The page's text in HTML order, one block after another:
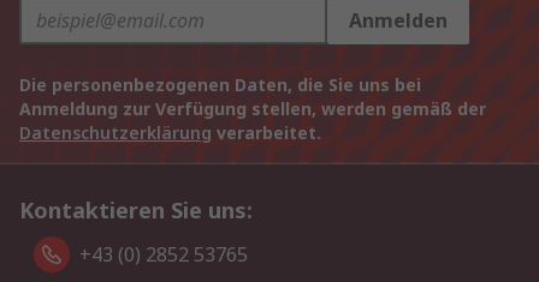
Anmelden
Die personenbezogenen Daten, die Sie uns bei
Anmeldung zur Verfügung stellen, werden gemäß der
Datenschutzerklärung verarbeitet.
Kontaktieren Sie uns:
+43 (0) 2852 53765